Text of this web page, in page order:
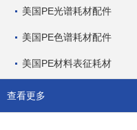
美国PE光谱耗材配件
美国PE色谱耗材配件
美国PE材料表征耗材
查看更多